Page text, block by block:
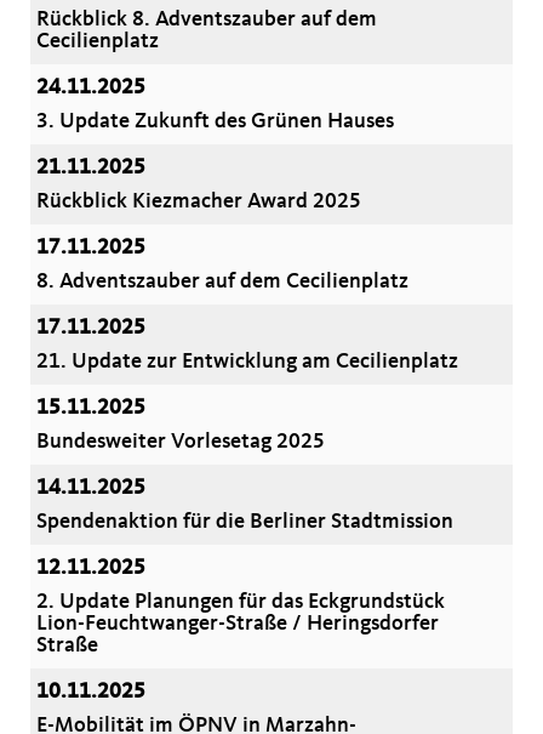
Rückblick 8. Adventszauber auf dem
Cecilienplatz
24.11.2025
3. Update Zukunft des Grünen Hauses
21.11.2025
Rückblick Kiezmacher Award 2025
17.11.2025
8. Adventszauber auf dem Cecilienplatz
17.11.2025
21. Update zur Entwicklung am Cecilienplatz
15.11.2025
Bundesweiter Vorlesetag 2025
14.11.2025
Spendenaktion für die Berliner Stadtmission
12.11.2025
2. Update Planungen für das Eckgrundstück
Lion-Feuchtwanger-Straße / Heringsdorfer
Straße
10.11.2025
E-Mobilität im ÖPNV in Marzahn-